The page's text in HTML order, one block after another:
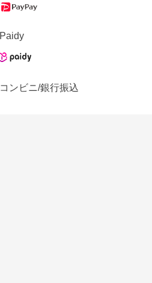
Paidy
コンビニ/銀行振込